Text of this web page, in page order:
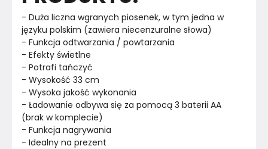
- Duża liczna wgranych piosenek, w tym jedna w
języku polskim (zawiera niecenzuralne słowa)
- Funkcja odtwarzania / powtarzania
- Efekty świetlne
- Potrafi tańczyć
- Wysokość 33 cm
- Wysoka jakość wykonania
- Ładowanie odbywa się za pomocą 3 baterii AA
(brak w komplecie)
- Funkcja nagrywania
- Idealny na prezent